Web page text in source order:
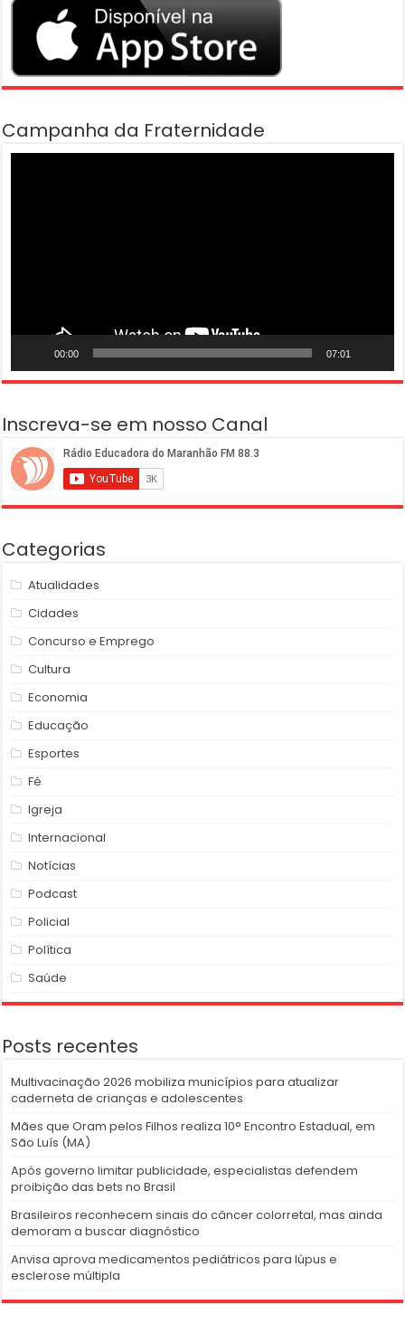
Campanha da Fraternidade
00:00 07:01
Inscreva-se em nosso Canal
Categorias
Atualidades
Cidades
Concurso e Emprego
Cultura
Economia
Educação
Esportes
Fé
Igreja
Internacional
Notícias
Podcast
Policial
Política
Saúde
Posts recentes
Multivacinação 2026 mobiliza municípios para atualizar
caderneta de crianças e adolescentes
Mães que Oram pelos Filhos realiza 10° Encontro Estadual, em
São Luís (MA)
Após governo limitar publicidade, especialistas defendem
proibição das bets no Brasil
Brasileiros reconhecem sinais do câncer colorretal, mas ainda
demoram a buscar diagnóstico
Anvisa aprova medicamentos pediátricos para lúpus e
esclerose múltipla